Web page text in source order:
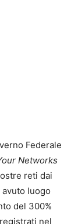
Federale
Networks
reti dai
luogo
del 300%
nel